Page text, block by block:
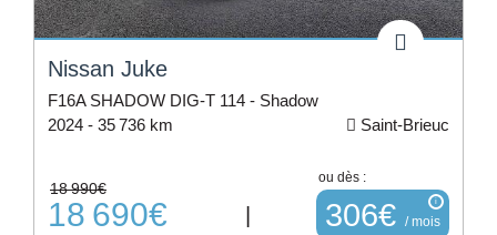
Nissan Juke
F16A SHADOW DIG-T 114 - Shadow
2024 - 35 736 km Saint-Brieuc
18 990€
18 690€ |
ou dès :
306€ / mois
i